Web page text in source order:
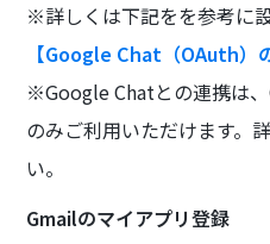
※詳しくは下記をを参考に
【Google Chat（OAuth）
※Google Chatとの連携は
のみご利用いただけます。
い。
Gmailのマイアプリ登録